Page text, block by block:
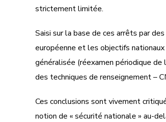
strictement limitée.
Saisi sur la base de ces arrêts par
européenne et les objectifs
généralisée (réexamen périodique
des techniques de renseignement –
Ces conclusions sont vivement
notion de « sécurité nationale » au-